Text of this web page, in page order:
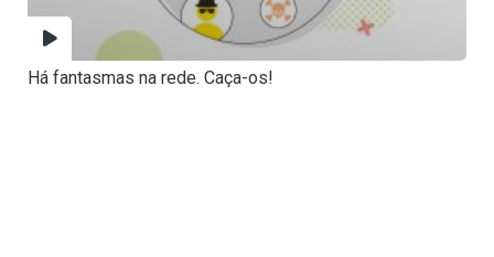
Há fantasmas na rede. Caça-os!